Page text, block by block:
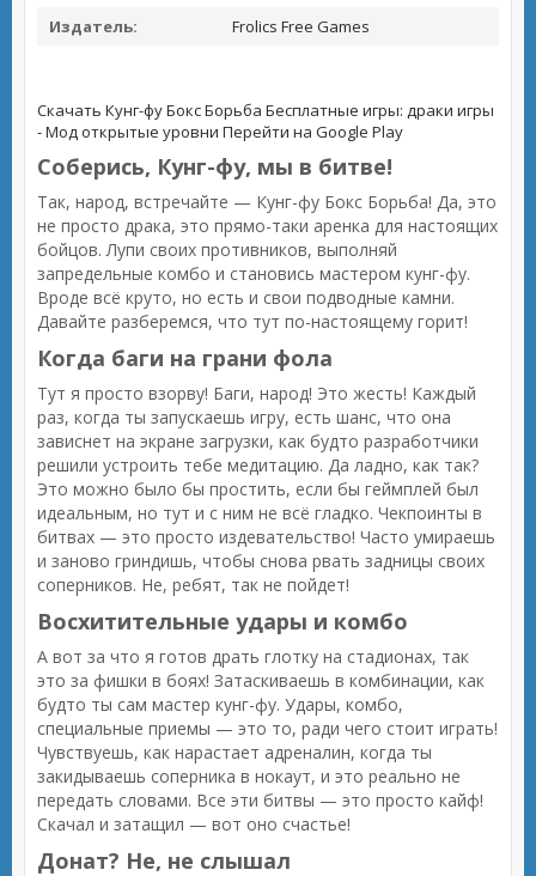
Издатель:
Frolics Free Games
Скачать Кунг-фу Бокс Борьба Бесплатные игры: драки игры
- Мод открытые уровни Перейти на Google Play
Соберись, Кунг-фу, мы в битве!
Так, народ, встречайте — Кунг-фу Бокс Борьба! Да, это
не просто драка, это прямо-таки аренка для настоящих
бойцов. Лупи своих противников, выполняй
запредельные комбо и становись мастером кунг-фу.
Вроде всё круто, но есть и свои подводные камни.
Давайте разберемся, что тут по-настоящему горит!
Когда баги на грани фола
Тут я просто взорву! Баги, народ! Это жесть! Каждый
раз, когда ты запускаешь игру, есть шанс, что она
зависнет на экране загрузки, как будто разработчики
решили устроить тебе медитацию. Да ладно, как так?
Это можно было бы простить, если бы геймплей был
идеальным, но тут и с ним не всё гладко. Чекпоинты в
битвах — это просто издевательство! Часто умираешь
и заново гриндишь, чтобы снова рвать задницы своих
соперников. Не, ребят, так не пойдет!
Восхитительные удары и комбо
А вот за что я готов драть глотку на стадионах, так
это за фишки в боях! Затаскиваешь в комбинации, как
будто ты сам мастер кунг-фу. Удары, комбо,
специальные приемы — это то, ради чего стоит играть!
Чувствуешь, как нарастает адреналин, когда ты
закидываешь соперника в нокаут, и это реально не
передать словами. Все эти битвы — это просто кайф!
Скачал и затащил — вот оно счастье!
Донат? Не, не слышал